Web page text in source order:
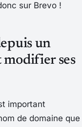
sur Brevo !
un
modifier ses
important
de domaine que